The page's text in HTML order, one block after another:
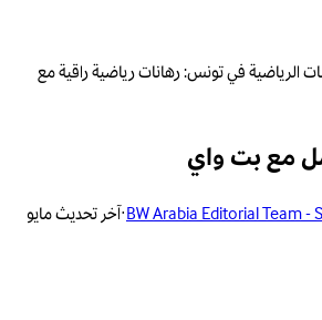
الرياضية في تونس: رهانات رياضية راقية مع
مع بت واي
BW Arabia Editorial Team -
·آخر تحديثمايو